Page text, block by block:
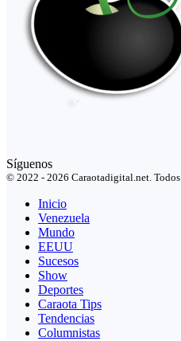
Síguenos
© 2022 - 2026 Caraotadigital.net. Todos
Inicio
Venezuela
Mundo
EEUU
Sucesos
Show
Deportes
Caraota Tips
Tendencias
Columnistas